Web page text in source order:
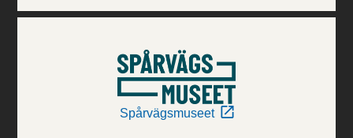
Spårvägsmuseet